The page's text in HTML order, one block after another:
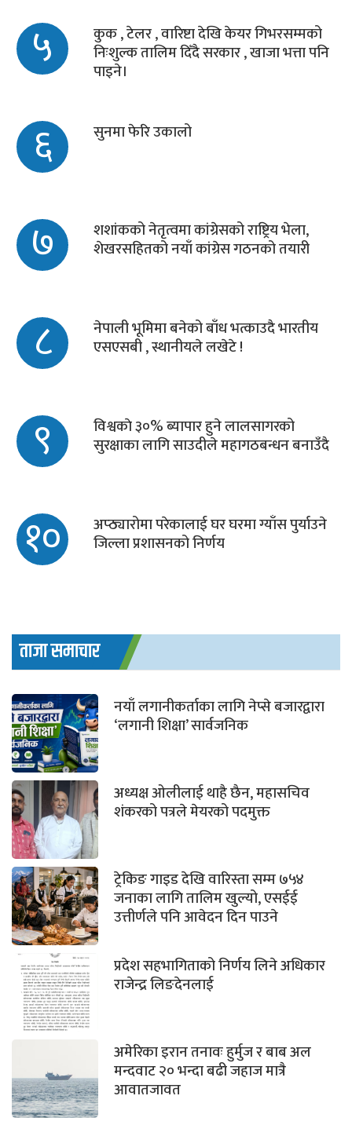
५ कुक , टेलर , वारिष्टा देखि केयर गिभरसम्मको
निःशुल्क तालिम दिँदै सरकार , खाजा भत्ता पनि
पाइने।
६ सुनमा फेरि उकालो
७ शशांकको नेतृत्वमा कांग्रेसको राष्ट्रिय भेला,
शेखरसहितको नयाँ कांग्रेस गठनको तयारी
८ नेपाली भूमिमा बनेको बाँध भत्काउदै भारतीय
एसएसबी , स्थानीयले लखेटे !
९ विश्वकाे ३०% ब्यापार हुने लालसागरको
सुरक्षाका लागि साउदीले महागठबन्धन बनाउँदै
१० अप्ठ्यारोमा परेकालाई घर घरमा ग्याँस पुर्याउने
जिल्ला प्रशासनको निर्णय
ताजा समाचार
नयाँ लगानीकर्ताका लागि नेप्से बजारद्वारा
‘लगानी शिक्षा’ सार्वजनिक
अध्यक्ष ओलीलाई थाहै छैन, महासचिव
शंकरको पत्रले मेयरको पदमुक्त
ट्रेकिङ गाइड देखि वारिस्ता सम्म ७५४
जनाका लागि तालिम खुल्यो, एसईई
उत्तीर्णले पनि आवेदन दिन पाउने
प्रदेश सहभागिताको निर्णय लिने अधिकार
राजेन्द्र लिङदेनलाई
अमेरिका इरान तनावः हुर्मुज र बाब अल
मन्दवाट २० भन्दा बढी जहाज मात्रै
आवातजावत